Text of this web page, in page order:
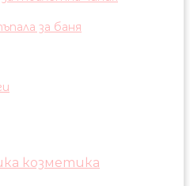
за баня
козметика